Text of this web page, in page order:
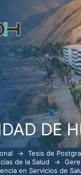
DE
en
→ Tesis de
de la Salud →
en Servicios de